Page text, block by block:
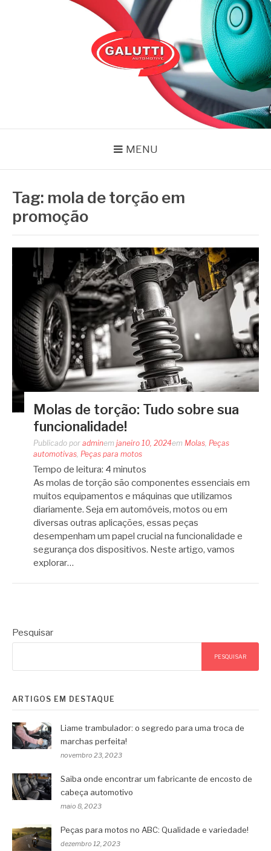
MENU
Tag: mola de torção em
promoção
Molas de torção: Tudo sobre sua
funcionalidade!
Publicado por adminem janeiro 10, 2024em Molas Peças
automotivas Peças para motos
Tempo de leitura: 4 minutos
As molas de torção são componentes essenciais em
muitos equipamentos e máquinas que utilizamos
diariamente. Seja em automóveis, motos ou em
diversas outras aplicações, essas peças
desempenham um papel crucial na funcionalidade e
segurança dos dispositivos. Neste artigo, vamos
explorar…
Pesquisar
PESQUISAR
ARTIGOS EM DESTAQUE
Liame trambulador: o segredo para uma troca de
marchas perfeita!
novembro 23, 2023
Saiba onde encontrar um fabricante de encosto de
cabeça automotivo
maio 8, 2023
Peças para motos no ABC: Qualidade e variedade!
dezembro 12, 2023